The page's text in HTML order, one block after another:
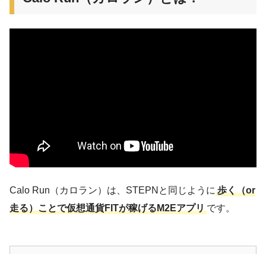
Calo Run（カロラン）は、STEPNと同じように 歩く（or
走る）ことで仮想通貨FITが稼げるM2Eアプリ です。